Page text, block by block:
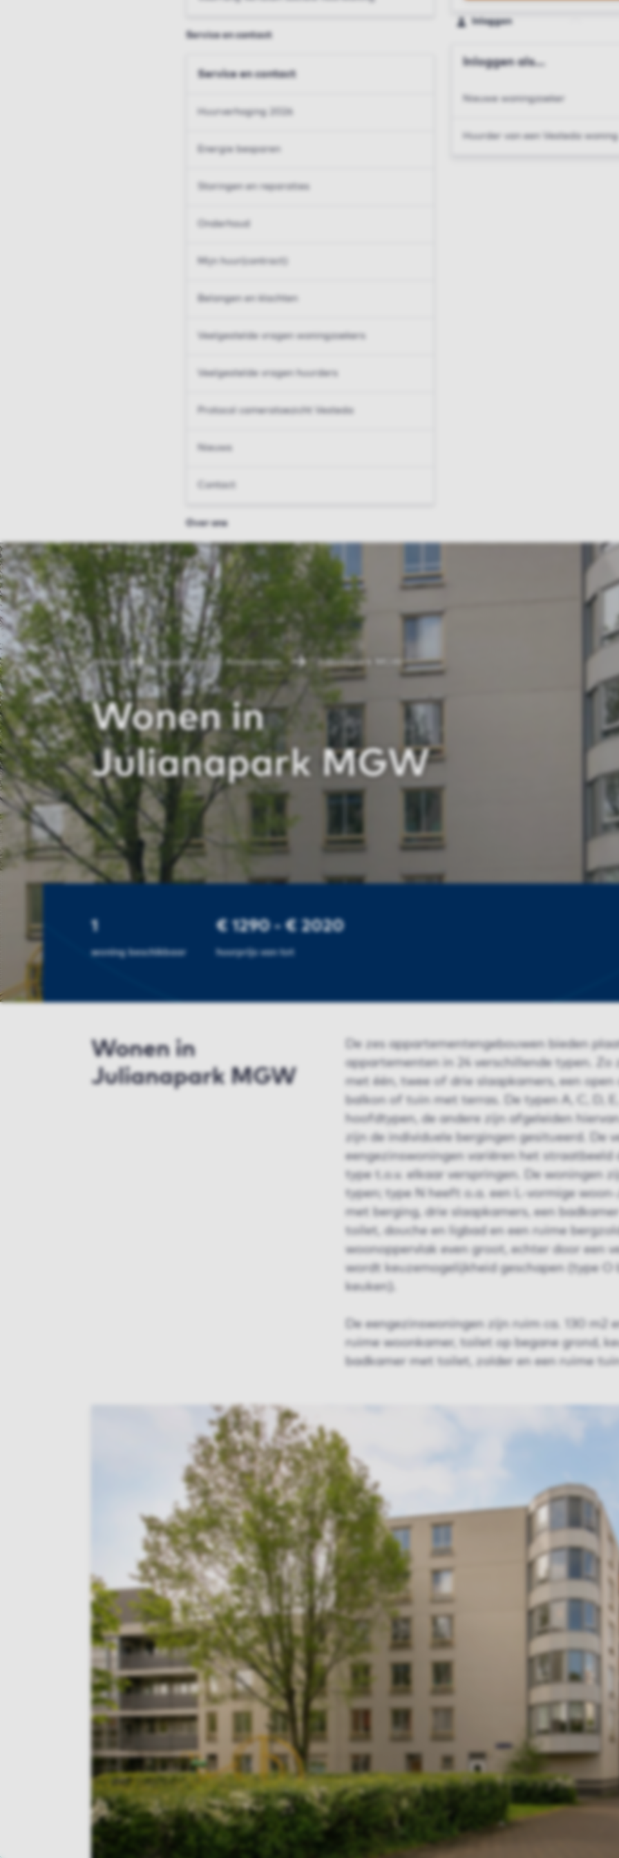
Service en contact
Service en contact
Huurverhoging 2026
Energie besparen
Storingen en reparaties
Onderhoud
Mijn huur(contract)
Belangen en klachten
Veelgestelde vragen woningzoekers
Veelgestelde vragen huurders
Protocol cameratoezicht Vesteda
Nieuws
Contact
Over ons
Inloggen
Inloggen als...
Nieuwe woningzoeker
Huurder van een Vesteda woning
Home Huurwoningen Amsterdam Julianapark MGW
Wonen in
Julianapark MGW
1
woning beschikbaar
€ 1290 - € 2020
huurprijs van tot
Wonen in
Julianapark MGW
De zes appartementengebouwen bieden
appartementen in 24 verschillende typen. Zo
met één, twee of drie slaapkamers, een
balkon of tuin met terras. De typen A, C, D, E,
hoofdtypen, de andere zijn afgeleiden
zijn de individuele bergingen gesitueerd. De
eengezinswoningen variëren het straatbeeld
type t.o.v. elkaar verspringen. De woningen
typen; type N heeft o.a. een L-vormige
met berging, drie slaapkamers, een
toilet, douche en ligbad en een ruime
woonoppervlak even groot, echter door een
wordt keuzemogelijkheid geschapen (type O
keuken).
De eengezinswoningen zijn ruim ca. 130 m2
ruime woonkamer, toilet op begane grond,
badkamer met toilet, zolder en een ruime